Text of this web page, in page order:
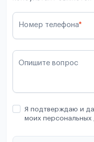
Номер телефона*
Опишите вопрос
Я подтверждаю и
моих персональных